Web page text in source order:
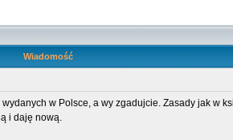
Wiadomość
w Polsce, a wy zgadujcie. Zasady jak w
i daję nową.